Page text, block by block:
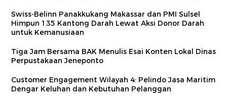
Swiss-Belinn Panakkukang Makassar dan PMI Sulsel
Himpun 135 Kantong Darah Lewat Aksi Donor Darah
untuk Kemanusiaan
Tiga Jam Bersama BAK Menulis Esai Konten Lokal Dinas
Perpustakaan Jeneponto
Customer Engagement Wilayah 4: Pelindo Jasa Maritim
Dengar Keluhan dan Kebutuhan Pelanggan